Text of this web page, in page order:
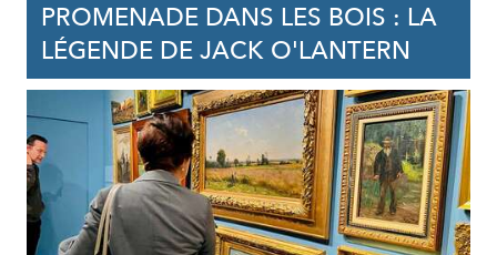
PROMENADE DANS LES BOIS : LA
LÉGENDE DE JACK O'LANTERN